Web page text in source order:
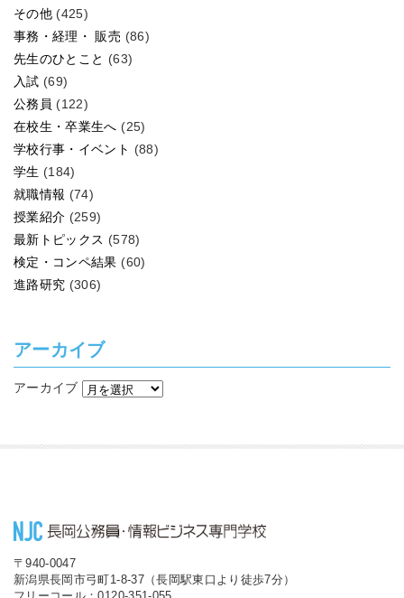
その他 (425)
事務・経理・ 販売 (86)
先生のひとこと (63)
入試 (69)
公務員 (122)
在校生・卒業生へ (25)
学校行事・イベント (88)
学生 (184)
就職情報 (74)
授業紹介 (259)
最新トピックス (578)
検定・コンペ結果 (60)
進路研究 (306)
アーカイブ
アーカイブ
〒940-0047
新潟県長岡市弓町1-8-37（長岡駅東口より徒歩7分）